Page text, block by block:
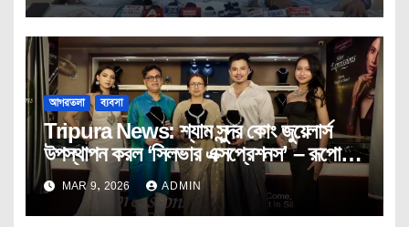
আগরতলা ব্যবসা
Tripura News: শ্যাম সুন্দর কোং জুয়েলার্স
উপস্থাপন করল ‘সিলভার এক্সপ্রেশনস’ – রূপোর
গয়নায় নতুন অভিব্যক্তি !
MAR 9, 2026 ADMIN